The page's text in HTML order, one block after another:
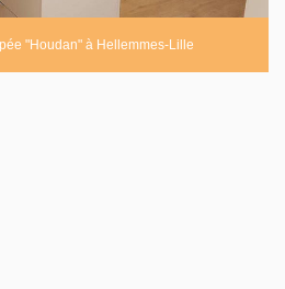
"Houdan" à Hellemmes-Lille